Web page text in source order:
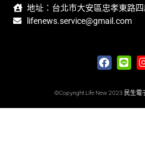
地址：台北市大安區忠孝東路
lifenews.service@gmail.com
©Copyright Life New 2023 民生電